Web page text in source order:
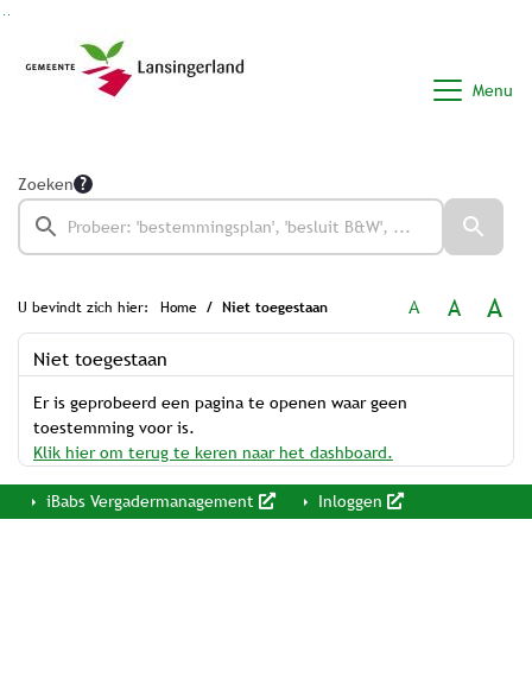
Menu
Zoeken
U bevindt zich hier: Home Niet toegestaan A A A
Niet toegestaan
Er is geprobeerd een pagina te openen waar geen
toestemming voor is.
Klik hier om terug te keren naar het dashboard.
iBabs Vergadermanagement Inloggen